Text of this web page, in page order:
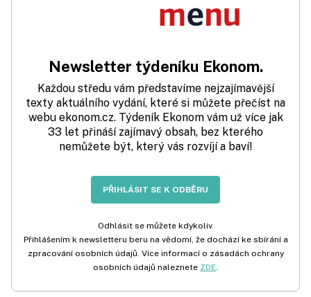
Newsletter týdeníku Ekonom.
Každou středu vám představíme nejzajímavější
texty aktuálního vydání, které si můžete přečíst na
webu ekonom.cz. Týdeník Ekonom vám už více jak
33 let přináší zajímavý obsah, bez kterého
nemůžete být, který vás rozvíjí a baví!
PŘIHLÁSIT SE K ODBĚRU
Odhlásit se můžete kdykoliv.
Přihlášením k newsletteru beru na vědomí, že dochází ke sbírání a
zpracování osobních údajů. Více informací o zásadách ochrany
osobních údajů naleznete ZDE.